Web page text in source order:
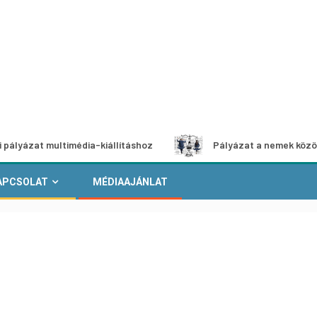
multimédia-kiállításhoz Pályázat a nemek közötti
MÉDIAAJÁNLAT